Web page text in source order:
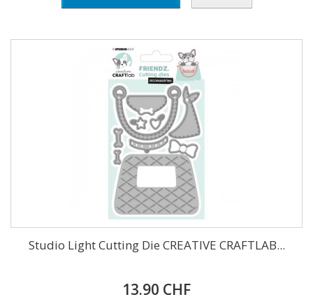
Studio Light Cutting Die CREATIVE CRAFTLAB...
13.90 CHF